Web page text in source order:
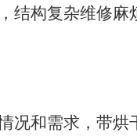
结构复杂维修麻
和需求，带烘